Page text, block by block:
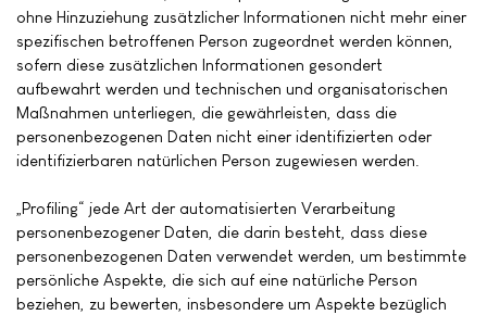
ohne Hinzuziehung zusätzlicher Informationen nicht mehr einer
spezifischen betroffenen Person zugeordnet werden können,
sofern diese zusätzlichen Informationen gesondert
aufbewahrt werden und technischen und organisatorischen
Maßnahmen unterliegen, die gewährleisten, dass die
personenbezogenen Daten nicht einer identifizierten oder
identifizierbaren natürlichen Person zugewiesen werden.
„Profiling“ jede Art der automatisierten Verarbeitung
personenbezogener Daten, die darin besteht, dass diese
personenbezogenen Daten verwendet werden, um bestimmte
persönliche Aspekte, die sich auf eine natürliche Person
beziehen, zu bewerten, insbesondere um Aspekte bezüglich